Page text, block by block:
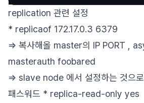
replication 관련 설정
* replicaof 172.17.0.3 6379
=> 복사해올 master의 IP PORT ,
masterauth foobared
=> slave node 에서 설정하는 것으
패스워드 * replica-read-only yes